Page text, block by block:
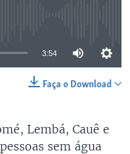
available
3:54
Faça o Download
Lembá, Cauê e
sem água